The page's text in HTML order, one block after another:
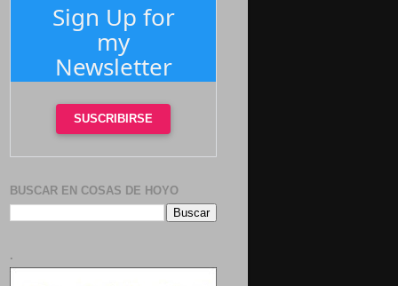
Sign Up for
my
Newsletter
SUSCRIBIRSE
BUSCAR EN COSAS DE HOYO
.